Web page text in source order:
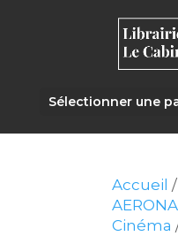
Sélectionner une
Accueil /
Cinéma